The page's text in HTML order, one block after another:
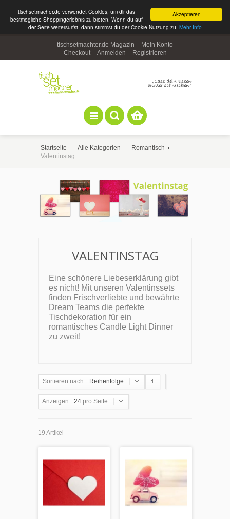
Akzeptieren
tischsetmacher.de verwendet Cookies, um dir das
bestmögliche Shoppingerlebnis zu bieten. Wenn du auf
der Seite weitersurfst, dann stimmst du der Cookie-Nutzung zu. Mehr Info
tischsetmachter.de Magazin
Mein Konto
Checkout
Anmelden Registrieren
Startseite Alle Kategorien
Romantisch
Valentinstag
VALENTINSTAG
Eine schönere Liebeserklärung gibt
es nicht! Mit unseren Valentinssets
finden Frischverliebte und bewährte
Dream Teams die perfekte
Tischdekoration für ein
romantisches Candle Light Dinner
zu zweit!
Sortieren nach Reihenfolge
Anzeigen 24 pro Seite
19 Artikel